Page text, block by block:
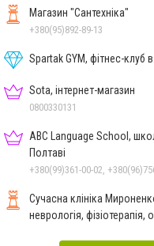
Магазин "Сантехніка"
+380(95)892-89-13
Spartak GYM, фітнес-клуб
Sota, інтернет-магазин
0800330131
ABC Language School,
Полтаві
+380(99)361-00-02,
Сучасна клініка
неврологія, фізіотерапія,